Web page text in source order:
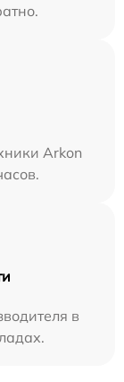
Arkon
в